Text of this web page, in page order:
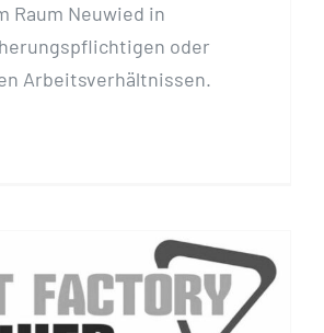
Raum Neuwied in
oder
Arbeitsverhältnissen.
Neuwied sucht